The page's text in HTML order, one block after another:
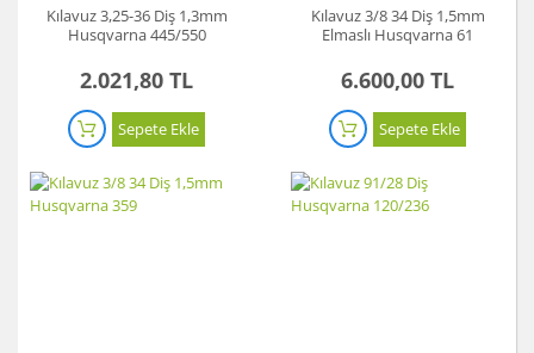
Kılavuz 3,25-36 Diş 1,3mm
Husqvarna 445/550
2.021,80 TL
Sepete Ekle
Kılavuz 3/8 34 Diş 1,5mm
Elmaslı Husqvarna 61
6.600,00 TL
Sepete Ekle